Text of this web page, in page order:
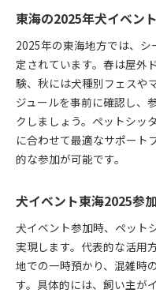
東海の2025年犬イベン
2025年の東海地方では、
定されています。春は屋外
験、秋には犬種別フェスや
ジュールを事前に確認し、
クしましょう。ペットシッ
に合わせて最適なサポート
的な参加が可能です。
犬イベント東海2025参
犬イベント参加時、ペット
実現します。代表的な活用
地での一時預かり、混雑時
す。具体的には、飼い主が